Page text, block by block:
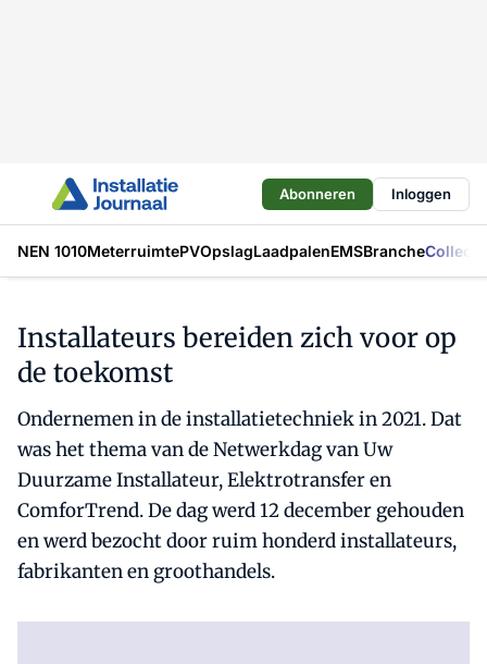
Abonneren Inloggen
NEN 1010MeterruimtePVOpslagLaadpalenEMSBranche
Installateurs bereiden zich voor op
de toekomst
Ondernemen in de installatietechniek in 2021. Dat
was het thema van de Netwerkdag van Uw
Duurzame Installateur, Elektrotransfer en
ComforTrend. De dag werd 12 december gehouden
en werd bezocht door ruim honderd installateurs,
fabrikanten en groothandels.